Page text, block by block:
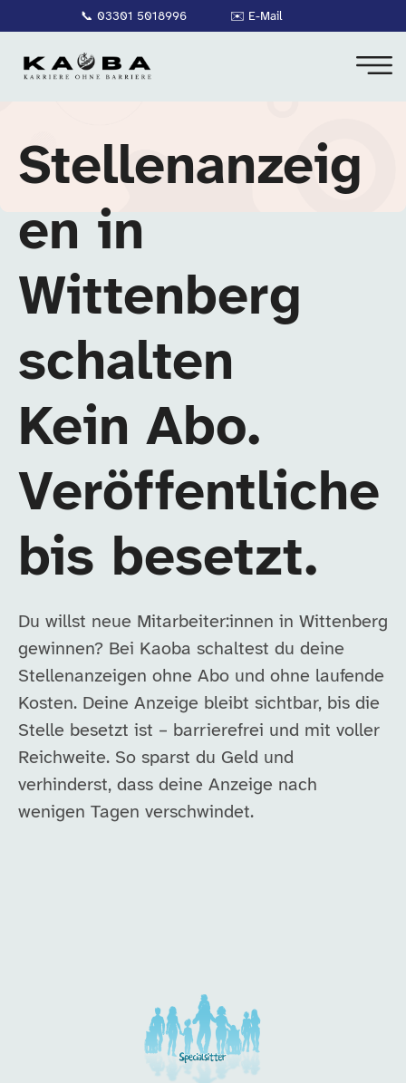
📞 03301 5018996 ✉️ E-Mail
Stellenanzeig
en in
Wittenberg
schalten
Kein Abo.
Veröffentliche
bis besetzt.
Du willst neue Mitarbeiter:innen in Wittenberg
gewinnen? Bei Kaoba schaltest du deine
Stellenanzeigen ohne Abo und ohne laufende
Kosten. Deine Anzeige bleibt sichtbar, bis die
Stelle besetzt ist – barrierefrei und mit voller
Reichweite. So sparst du Geld und
verhinderst, dass deine Anzeige nach
wenigen Tagen verschwindet.
Unsere Arbeitgeber in